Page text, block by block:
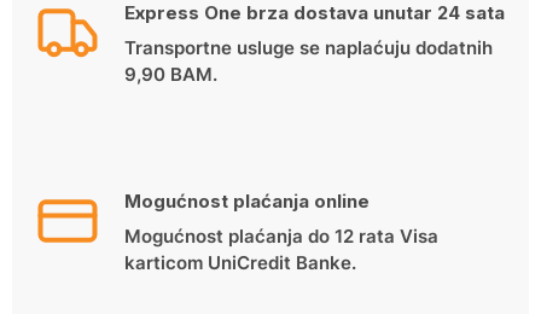
Express One brza dostava unutar 24 sata
Transportne usluge se naplaćuju dodatnih
9,90 BAM.
Mogućnost plaćanja online
Mogućnost plaćanja do 12 rata Visa
karticom UniCredit Banke.